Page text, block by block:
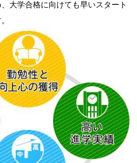
大学合格に向けても早いスタート